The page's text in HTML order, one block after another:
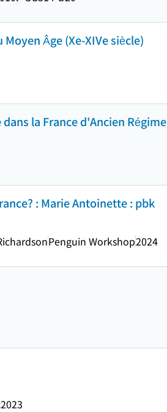
Âge (Xe-XIVe siècle)
la France d'Ancien Régime
: Marie Antoinette : pbk
Penguin Workshop2024